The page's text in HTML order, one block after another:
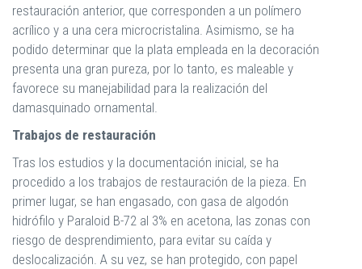
restauración anterior, que corresponden a un polímero
acrílico y a una cera microcristalina. Asimismo, se ha
podido determinar que la plata empleada en la decoración
presenta una gran pureza, por lo tanto, es maleable y
favorece su manejabilidad para la realización del
damasquinado ornamental.
Trabajos de restauración
Tras los estudios y la documentación inicial, se ha
procedido a los trabajos de restauración de la pieza. En
primer lugar, se han engasado, con gasa de algodón
hidrófilo y Paraloid B-72 al 3% en acetona, las zonas con
riesgo de desprendimiento, para evitar su caída y
deslocalización. A su vez, se han protegido, con papel